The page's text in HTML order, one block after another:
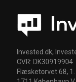
Invested.dk,
CVR: DK30919904
Flæsketorvet 68, 1.